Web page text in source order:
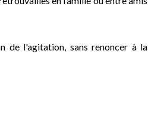
de l'agitation, sans renoncer à la